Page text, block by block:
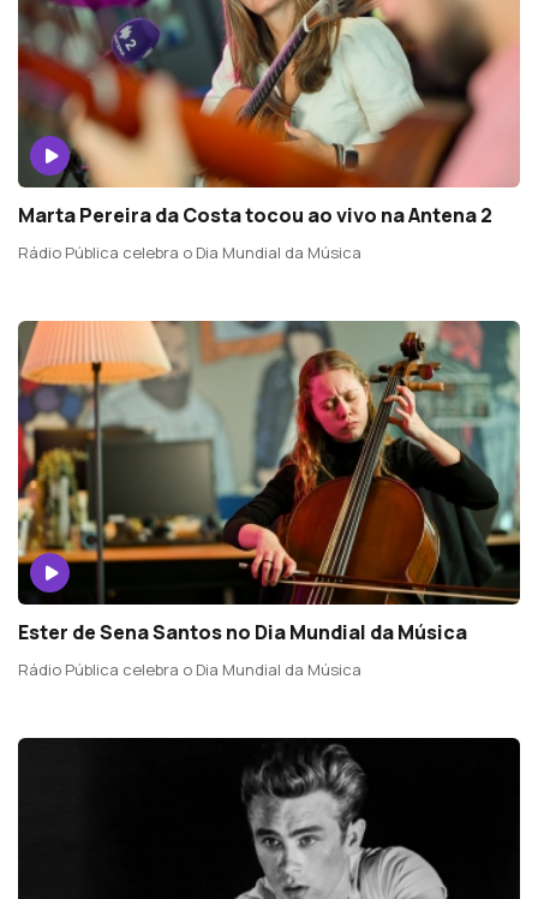
Marta Pereira da Costa tocou ao vivo na Antena 2
Rádio Pública celebra o Dia Mundial da Música
Ester de Sena Santos no Dia Mundial da Música
Rádio Pública celebra o Dia Mundial da Música